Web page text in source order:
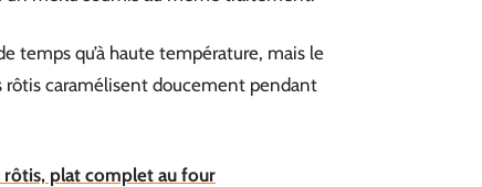
temps qu’à haute température, mais le
rôtis caramélisent doucement pendant
rôtis, plat complet au four